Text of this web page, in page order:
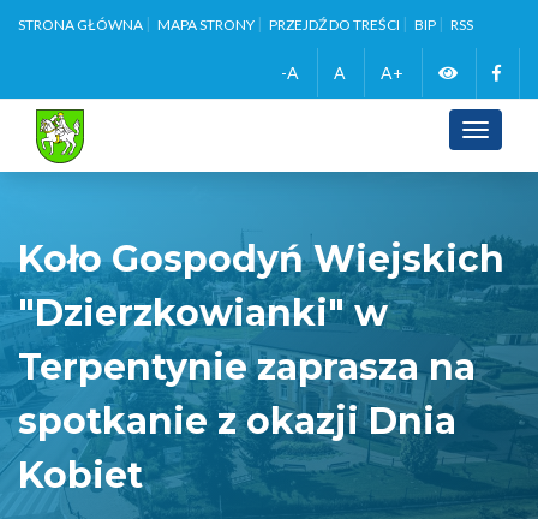
STRONA GŁÓWNA MAPA STRONY PRZEJDŹ DO TREŚCI BIP RSS
-A A A+ Zmień
wersję
Toggle
Koło Gospodyń Wiejskich
"Dzierzkowianki" w
Terpentynie zaprasza na
spotkanie z okazji Dnia
Kobiet